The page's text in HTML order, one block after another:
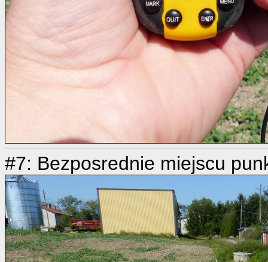
#7: Bezposrednie miejscu